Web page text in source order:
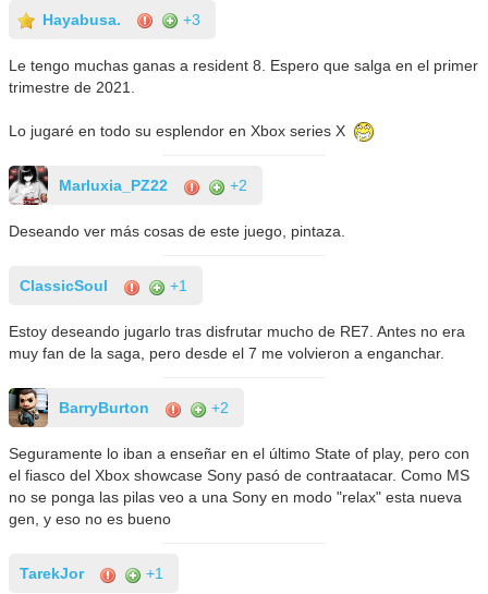
Hayabusa. +3
Le tengo muchas ganas a resident 8. Espero que salga en el primer
trimestre de 2021.
Lo jugaré en todo su esplendor en Xbox series X
Marluxia_PZ22 +2
Deseando ver más cosas de este juego, pintaza.
ClassicSoul +1
Estoy deseando jugarlo tras disfrutar mucho de RE7. Antes no era
muy fan de la saga, pero desde el 7 me volvieron a enganchar.
BarryBurton +2
Seguramente lo iban a enseñar en el último State of play, pero con
el fiasco del Xbox showcase Sony pasó de contraatacar. Como MS
no se ponga las pilas veo a una Sony en modo "relax" esta nueva
gen, y eso no es bueno
TarekJor +1